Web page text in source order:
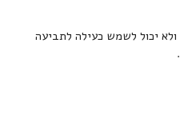
יכול לשמש כעילה לתביעה
.